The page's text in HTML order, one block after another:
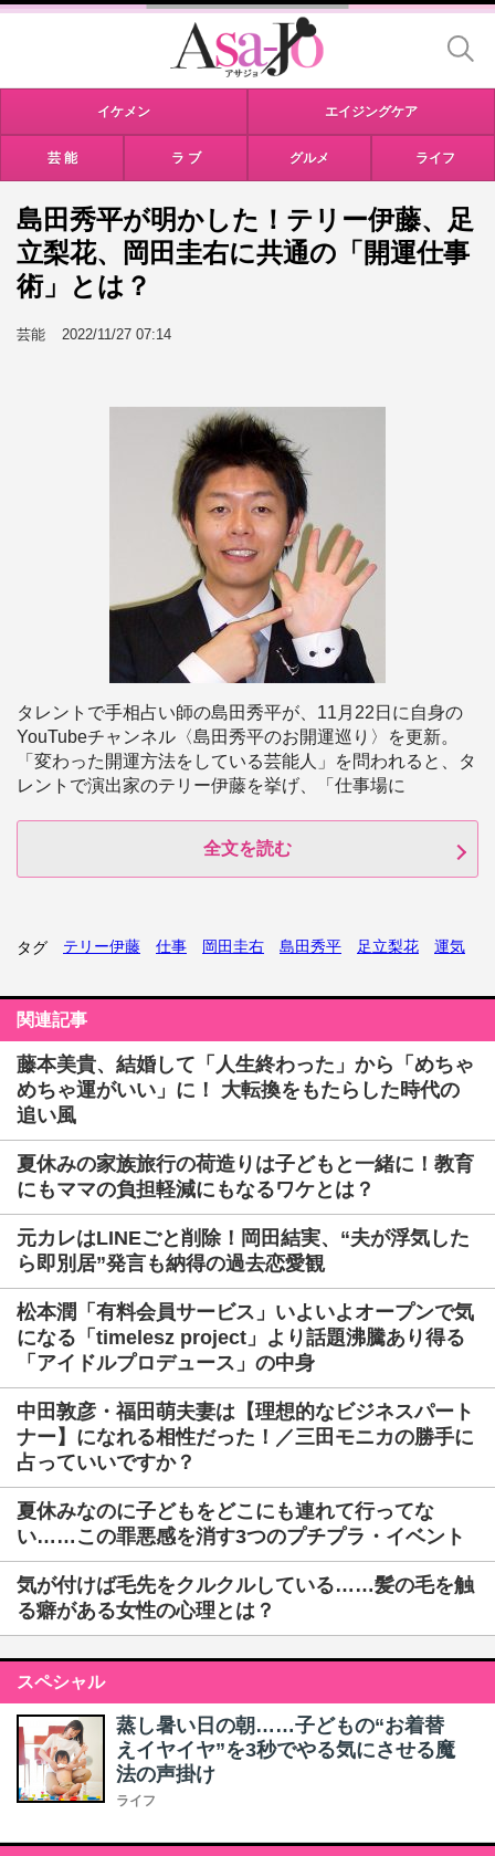
イケメン エイジングケア
芸 能 ラ ブ グルメ ライフ
島田秀平が明かした！テリー伊藤、足
立梨花、岡田圭右に共通の「開運仕事
術」とは？
芸能 2022/11/27 07:14
タレントで手相占い師の島田秀平が、11月22日に自身の
YouTubeチャンネル〈島田秀平のお開運巡り〉を更新。
「変わった開運方法をしている芸能人」を問われると、タ
レントで演出家のテリー伊藤を挙げ、「仕事場に
全文を読む
タグ テリー伊藤 仕事 岡田圭右 島田秀平 足立梨花 運気
関連記事
藤本美貴、結婚して「人生終わった」から「めちゃ
めちゃ運がいい」に！ 大転換をもたらした時代の
追い風
夏休みの家族旅行の荷造りは子どもと一緒に！教育
にもママの負担軽減にもなるワケとは？
元カレはLINEごと削除！岡田結実、“夫が浮気した
ら即別居”発言も納得の過去恋愛観
松本潤「有料会員サービス」いよいよオープンで気
になる「timelesz project」より話題沸騰あり得る
「アイドルプロデュース」の中身
中田敦彦・福田萌夫妻は【理想的なビジネスパート
ナー】になれる相性だった！／三田モニカの勝手に
占っていいですか？
夏休みなのに子どもをどこにも連れて行ってな
い……この罪悪感を消す3つのプチプラ・イベント
気が付けば毛先をクルクルしている……髪の毛を触
る癖がある女性の心理とは？
スペシャル
蒸し暑い日の朝……子どもの“お着替
えイヤイヤ”を3秒でやる気にさせる魔
法の声掛け
ライフ